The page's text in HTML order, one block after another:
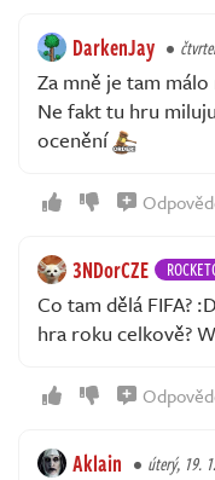
DarkenJay
Za mně je tam
Ne fakt tu hru
ocenění
3NDorCZE
Co tam dělá FIFA?
hra roku celkově?
Aklain úterý, 19.